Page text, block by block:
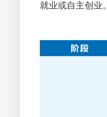
就业或自主创业。